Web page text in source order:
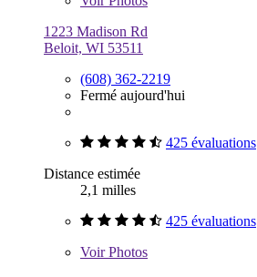
1223 Madison Rd
Beloit, WI 53511
(608) 362-2219
Fermé aujourd'hui
425 évaluations
Distance estimée
2,1 milles
425 évaluations
VoirPhotos